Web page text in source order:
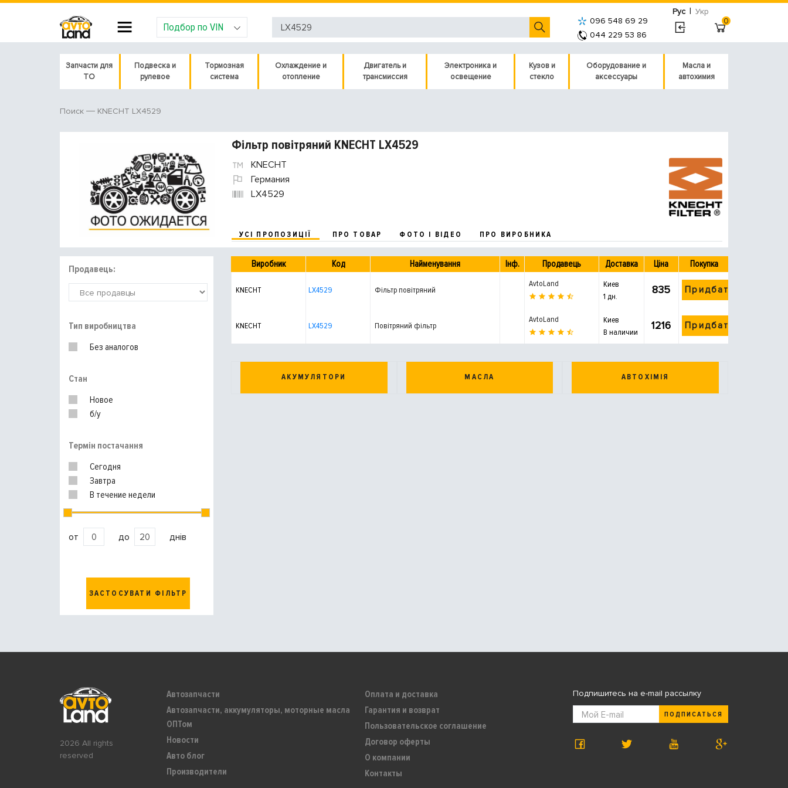
Рус | Укр
Подбор по VIN
096 548 69 29
044 229 53 86
0
Запчасти для
ТО
Подвеска и
рулевое
Тормозная
система
Охлаждение и
отопление
Двигатель и
трансмиссия
Электроника и
освещение
Кузов и
стекло
Оборудование и
аксессуары
Масла и
автохимия
Поиск KNECHT LX4529
Фільтр повітряний KNECHT LX4529
KNECHT
Германия
LX4529
УСІ ПРОПОЗИЦІЇ ПРО ТОВАР ФОТО І ВІДЕО ПРО ВИРОБНИКА
Продавець:
Тип виробництва
Без аналогов
Стан
Новое
б/у
Термін постачання
Сегодня
Завтра
В течение недели
от до днів
ЗАСТОСУВАТИ ФІЛЬТР
Виробник Код Найменування Інф. Продавець Доставка Ціна Покупка
KNECHT LX4529 Фільтр повітряний
AvtoLand
Киев
1 дн.
835 Придбати
KNECHT LX4529 Повітряний фільтр
AvtoLand
Киев
В наличии
1216 Придбати
АКУМУЛЯТОРИ МАСЛА АВТОХІМІЯ
2026 All rights
reserved
Автозапчасти
Автозапчасти, аккумуляторы, моторные масла
ОПТом
Новости
Авто блог
Производители
Оплата и доставка
Гарантия и возврат
Пользовательское соглашение
Договор оферты
О компании
Контакты
Подпишитесь на e-mail рассылку
ПОДПИСАТЬСЯ